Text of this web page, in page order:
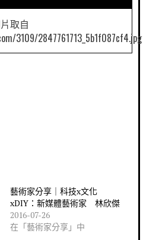
取自
3109/2847761713_5b1f087cf4.jpg
藝術家分享｜科技x文化
xDIY：新媒體藝術家 林欣傑
2016-07-26
在「藝術家分享」中